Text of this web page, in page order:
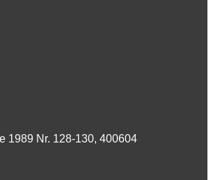
1989 Nr. 128-130, 400604